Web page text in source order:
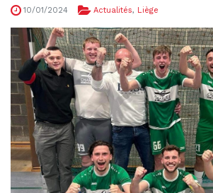
10/01/2024 Actualités, Liège